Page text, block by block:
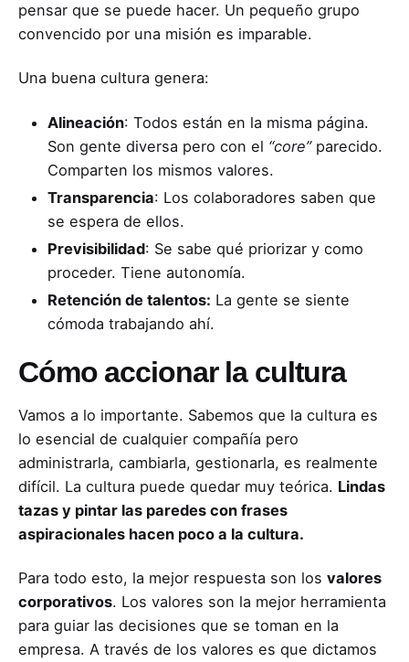
pensar que se puede hacer. Un pequeño grupo
convencido por una misión es imparable.
Una buena cultura genera:
Alineación: Todos están en la misma página.
Son gente diversa pero con el “core”parecido.
Comparten los mismos valores.
Transparencia: Los colaboradores saben que
se espera de ellos.
Previsibilidad: Se sabe qué priorizar y como
proceder. Tiene autonomía.
Retención de talentos: La gente se siente
cómoda trabajando ahí.
Cómo accionar la cultura
Vamos a lo importante. Sabemos que la cultura es
lo esencial de cualquier compañía pero
administrarla, cambiarla, gestionarla, es realmente
difícil. La cultura puede quedar muy teórica. Lindas
tazas y pintar las paredes con frases
aspiracionales hacen poco a la cultura.
Para todo esto, la mejor respuesta son los valores
corporativos. Los valores son la mejor herramienta
para guiar las decisiones que se toman en la
empresa. A través de los valores es que dictamos